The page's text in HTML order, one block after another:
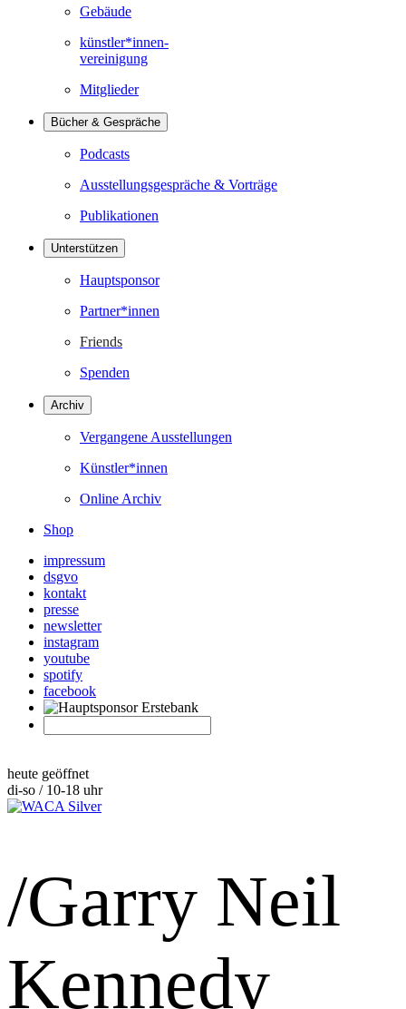
Gebäude
künstler*innen-
vereinigung
Mitglieder
Bücher & Gespräche
Podcasts
Ausstellungsgespräche & Vorträge
Publikationen
Unterstützen
Hauptsponsor
Partner*innen
Friends
Spenden
Archiv
Vergangene Ausstellungen
Künstler*innen
Online Archiv
Shop
impressum
dsgvo
kontakt
presse
newsletter
instagram
youtube
spotify
facebook
heute geöffnet
di-so / 10-18 uhr
/Garry Neil
Kennedy